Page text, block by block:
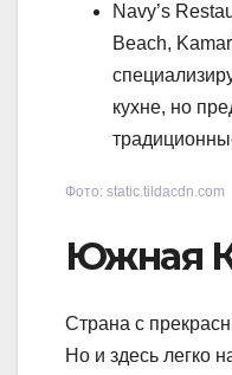
Navy’s
Beach,
кухне, но
Фото: static.tildacdn.com
Южная
Страна с
Но и здесь легко